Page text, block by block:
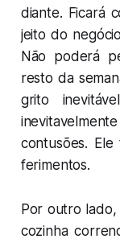
diante. Ficará
jeito do
Não poderá
resto da
grito
contusões.
ferimentos.
Por outro lado,
cozinha